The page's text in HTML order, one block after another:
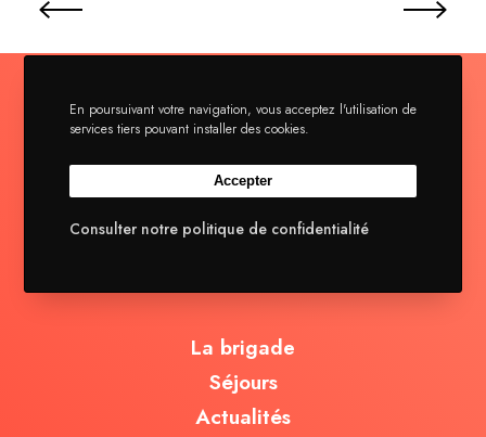
La brigade
Séjours
Actualités
En poursuivant votre navigation, vous acceptez l'utilisation de
services tiers pouvant installer des cookies.
Consulter notre politique de confidentialité
Accepter